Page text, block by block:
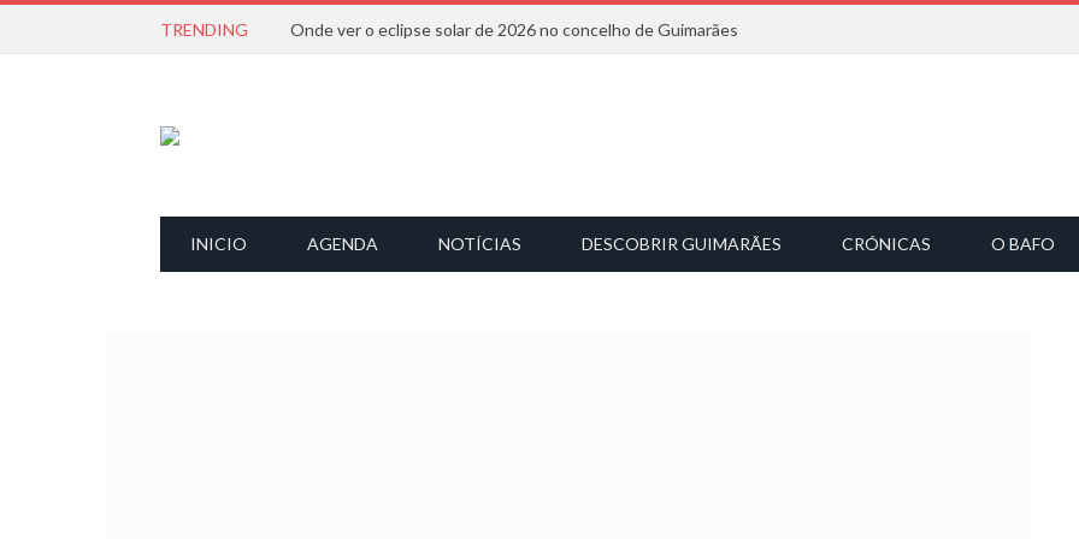
TRENDING Onde ver o eclipse solar de 2026 no concelho de Guimarães
INICIO AGENDA NOTÍCIAS DESCOBRIR GUIMARÃES CRÓNICAS O BAFO